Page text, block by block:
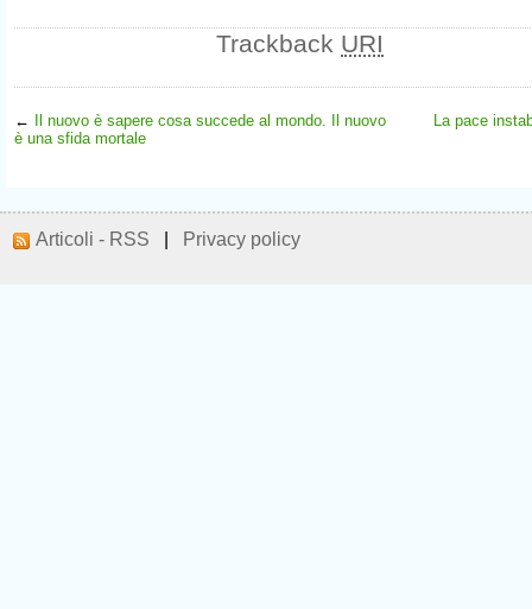
Trackback URI
←
Il nuovo è sapere cosa succede al mondo. Il nuovo
è una sfida mortale
La pace
Articoli - RSS Privacy policy